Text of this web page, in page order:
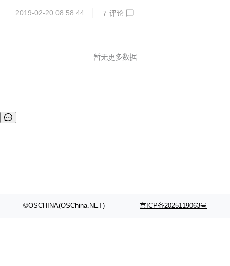
应运而生。 AWTK 全称为 Toolkit AnyWhere，是 ZLG 倾心
要特色： 开源免费，使用无拘束； 支持纯 C 语言编程，使用
2019-02-20 08:58:44 7 评论
暂无更多数据
©OSCHINA(OSChina.NET) 京ICP备2025119063号